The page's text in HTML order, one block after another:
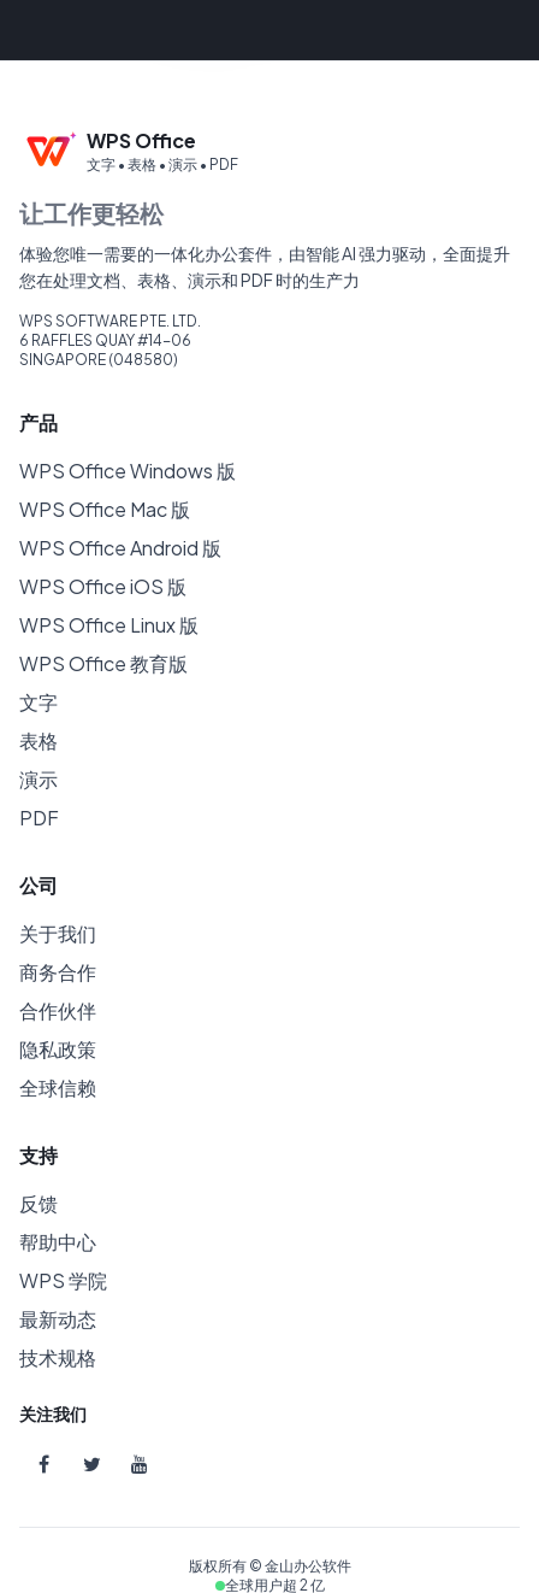
WPS Office
文字 • 表格 • 演示 • PDF
让工作更轻松
体验您唯一需要的一体化办公套件，由智能 AI 强力驱动，全面提升
您在处理文档、表格、演示和 PDF 时的生产力
WPS SOFTWARE PTE. LTD.
6 RAFFLES QUAY #14-06
SINGAPORE (048580)
产品
WPS Office Windows 版
WPS Office Mac 版
WPS Office Android 版
WPS Office iOS 版
WPS Office Linux 版
WPS Office 教育版
文字
表格
演示
PDF
公司
关于我们
商务合作
合作伙伴
隐私政策
全球信赖
支持
反馈
帮助中心
WPS 学院
最新动态
技术规格
关注我们
版权所有 © 金山办公软件
全球用户超 2 亿